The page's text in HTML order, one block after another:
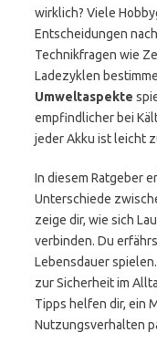
wirklich? Viele
Entscheidungen
Technikfragen wie
Ladezyklen
Umweltaspekte
empfindlicher bei
jeder Akku ist leicht
In diesem Ratgeber
Unterschiede
zeige dir, wie sich
verbinden. Du
Lebensdauer
zur Sicherheit im
Tipps helfen dir, ein
Nutzungsverhalten